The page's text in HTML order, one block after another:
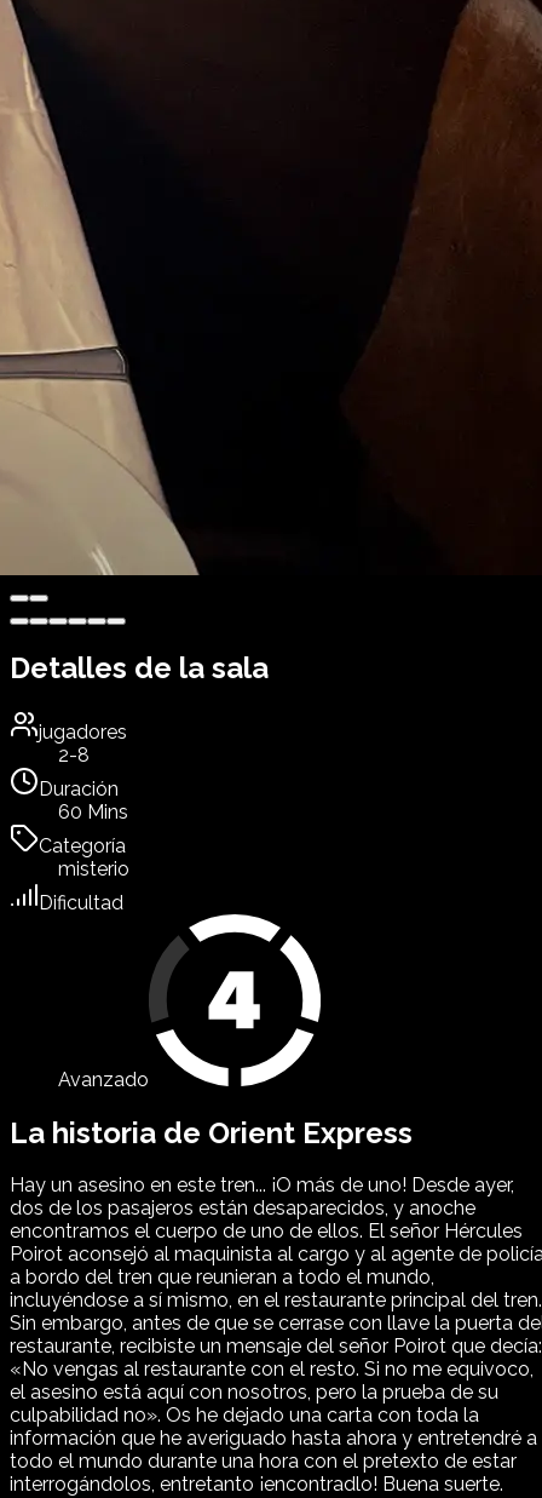
Detalles de la sala
jugadores
2-8
Duración
60 Mins
Categoría
misterio
Dificultad
Avanzado
La historia de Orient Express
Hay un asesino en este tren... ¡O más de uno! Desde ayer,
dos de los pasajeros están desaparecidos, y anoche
encontramos el cuerpo de uno de ellos. El señor Hércules
Poirot aconsejó al maquinista al cargo y al agente de
a bordo del tren que reunieran a todo el mundo,
incluyéndose a sí mismo, en el restaurante principal del tren.
Sin embargo, antes de que se cerrase con llave la puerta
restaurante, recibiste un mensaje del señor Poirot que decía:
«No vengas al restaurante con el resto. Si no me equivoco,
el asesino está aquí con nosotros, pero la prueba de su
culpabilidad no». Os he dejado una carta con toda la
información que he averiguado hasta ahora y entretendré a
todo el mundo durante una hora con el pretexto de estar
interrogándolos, entretanto ¡encontradlo! Buena suerte.